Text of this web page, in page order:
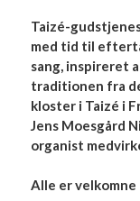
Taizé-
med tid til
sang, inspireret
traditionen fra
kloster i Taizé i
Jens Moesgård
organist
Alle er velkomne